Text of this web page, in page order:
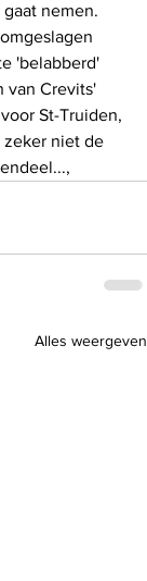
nemen.
'belabberd'
van Crevits'
St-Truiden,
niet de
Alles weergeven